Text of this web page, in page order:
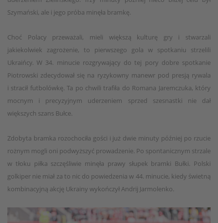
Szymański, ale i jego próba minęła bramkę.
Choć Polacy przeważali, mieli większą kulturę gry i stwarzali
jakiekolwiek zagrożenie, to pierwszego gola w spotkaniu strzelili
Ukraińcy. W 34. minucie rozgrywający do tej pory dobre spotkanie
Piotrowski zdecydował się na ryzykowny manewr pod presją rywala
i stracił futbolówkę. Ta po chwili trafiła do Romana Jaremczuka, który
mocnym i precyzyjnym uderzeniem sprzed szesnastki nie dał
większych szans Bułce.
Zdobyta bramka rozochociła gości i już dwie minuty później po rzucie
rożnym mogli oni podwyższyć prowadzenie. Po spontanicznym strzale
w tłoku piłka szczęśliwie minęła prawy słupek bramki Bułki. Polski
golkiper nie miał za to nic do powiedzenia w 44. minucie, kiedy świetną
kombinacyjną akcję Ukrainy wykończył Andrij Jarmolenko.